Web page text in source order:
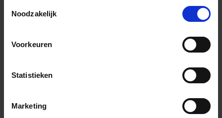
Noodzakelijk
Voorkeuren
Statistieken
Marketing